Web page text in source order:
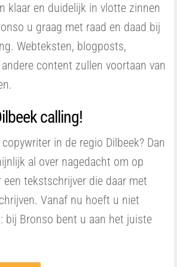
klaar en duidelijk in vlotte zinnen
u graag met raad en daad bij
Webteksten, blogposts,
content zullen voortaan van
calling!
in de regio Dilbeek? Dan
al over nagedacht om op
een tekstschrijver die daar met
Vanaf nu hoeft u niet
bij Bronso bent u aan het juiste